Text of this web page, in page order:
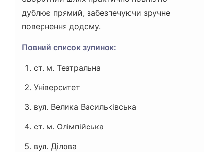
дублює прямий, забезпечуючи зручне
повернення додому.
Повний список зупинок:
ст. м. Театральна
Університет
вул. Велика Васильківська
ст. м. Олімпійська
вул. Ділова